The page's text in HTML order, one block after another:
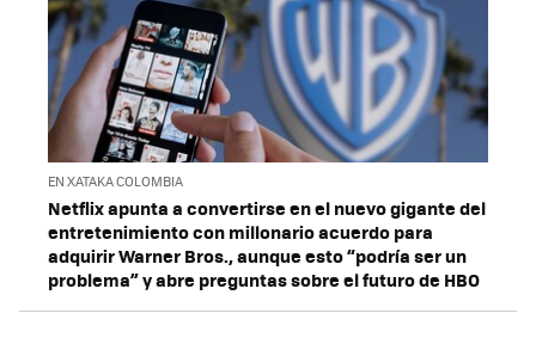
EN XATAKA COLOMBIA
Netflix apunta a convertirse en el nuevo gigante del
entretenimiento con millonario acuerdo para
adquirir Warner Bros., aunque esto “podría ser un
problema” y abre preguntas sobre el futuro de HBO